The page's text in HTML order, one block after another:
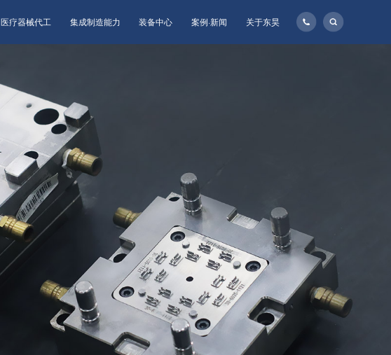
135-
医疗器械代工 集成制造能力 装备中心 案例·新闻 关于东昊